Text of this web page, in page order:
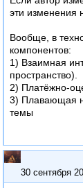
эти изменения
Вообще, в
компонентов:
1) Взаимная
пространство).
2) Платёжно-
3) Плавающая
темы
30 сентября